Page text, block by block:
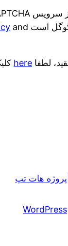
است and
لطفا here
هات تپ
WordPress